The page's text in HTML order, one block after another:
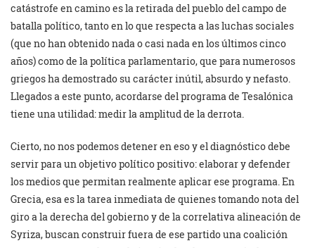
catástrofe en camino es la retirada del pueblo del campo de
batalla político, tanto en lo que respecta a las luchas sociales
(que no han obtenido nada o casi nada en los últimos cinco
años) como de la política parlamentario, que para numerosos
griegos ha demostrado su carácter inútil, absurdo y nefasto.
Llegados a este punto, acordarse del programa de Tesalónica
tiene una utilidad: medir la amplitud de la derrota.
Cierto, no nos podemos detener en eso y el diagnóstico debe
servir para un objetivo político positivo: elaborar y defender
los medios que permitan realmente aplicar ese programa. En
Grecia, esa es la tarea inmediata de quienes tomando nota del
giro a la derecha del gobierno y de la correlativa alineación de
Syriza, buscan construir fuera de ese partido una coalición